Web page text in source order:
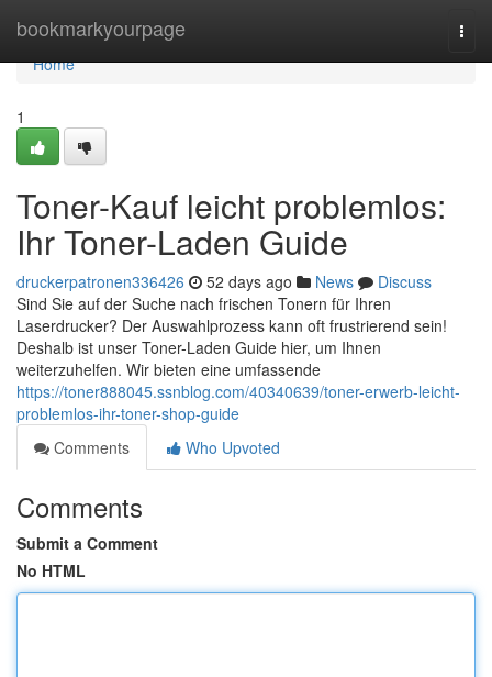
bookmarkyourpage
Home
Home
1
Toner-Kauf leicht problemlos:
Ihr Toner-Laden Guide
druckerpatronen336426 52 days ago News
Discuss
Sind Sie auf der Suche nach frischen Tonern für Ihren
Laserdrucker? Der Auswahlprozess kann oft frustrierend sein!
Deshalb ist unser Toner-Laden Guide hier, um Ihnen
weiterzuhelfen. Wir bieten eine umfassende
https://toner888045.ssnblog.com/40340639/toner-erwerb-leicht-
problemlos-ihr-toner-shop-guide
Comments
Who Upvoted
Comments
Submit a Comment
No HTML